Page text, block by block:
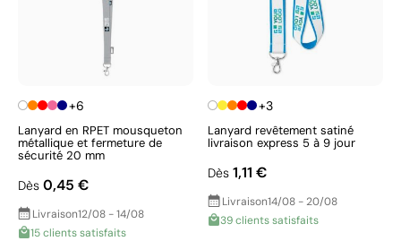
+6
Lanyard en RPET mousqueton
métallique et fermeture de
sécurité 20 mm
Dès 0,45 €
Livraison12/08 - 14/08
15 clients satisfaits
+3
Lanyard revêtement satiné
livraison express 5 à 9 jour
Dès 1,11 €
Livraison14/08 - 20/08
39 clients satisfaits